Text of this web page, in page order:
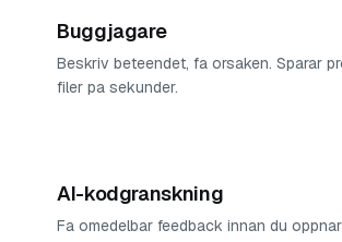
Buggjagare
Beskriv beteendet, fa orsaken. Sparar
filer pa sekunder.
AI-kodgranskning
Fa omedelbar feedback innan du